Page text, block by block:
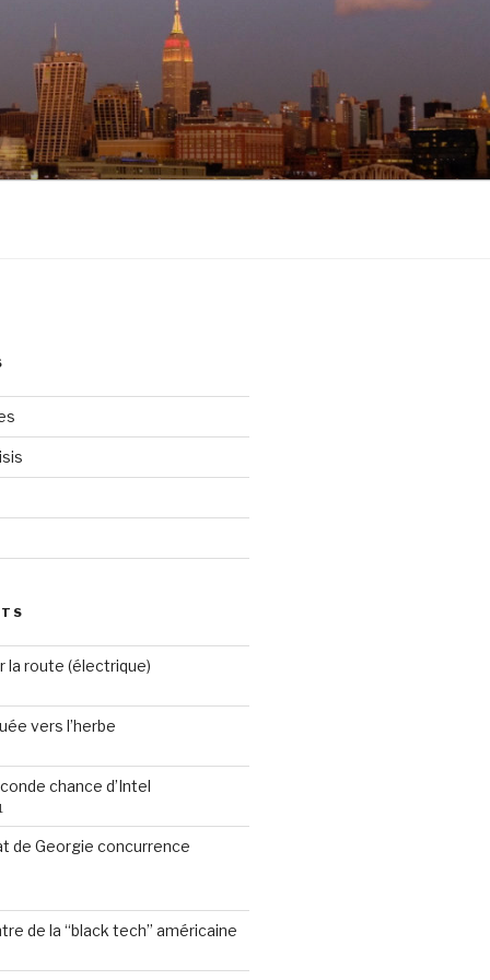
la route (électrique)
vers l’herbe
chance d’Intel
de Georgie concurrence
de la “black tech” américaine